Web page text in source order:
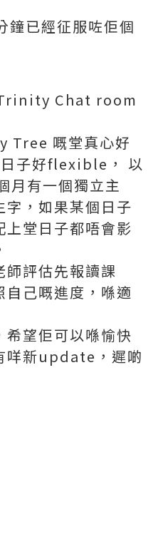
鐘已經征服咗佢個
Trinity Chat room
Tree 嘅堂真心好
子好flexible， 以
有一個獨立主
，如果某個日子
上堂日子都唔會影
師評估先報讀課
己嘅進度，喺適
希望佢可以喺愉快
咩新update，遲啲